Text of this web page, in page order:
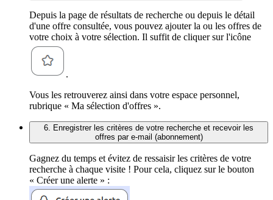
Depuis la page de résultats de recherche ou depuis le détail
d'une offre consultée, vous pouvez ajouter la ou les offres de
votre choix à votre sélection. Il suffit de cliquer sur l'icône
.
Vous les retrouverez ainsi dans votre espace personnel,
rubrique « Ma sélection d'offres ».
6. Enregistrer les critères de votre recherche et recevoir les
offres par e-mail (abonnement)
Gagnez du temps et évitez de ressaisir les critères de votre
recherche à chaque visite ! Pour cela, cliquez sur le bouton
« Créer une alerte » :